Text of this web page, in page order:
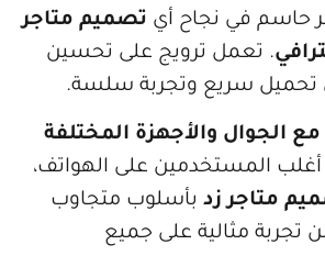
نجاح أيتصميم متاجر
ترويج على تحسين
وتجربة سلسة.
المختلفة
على الهواتف،
زدبأسلوب متجاوب
على جميع